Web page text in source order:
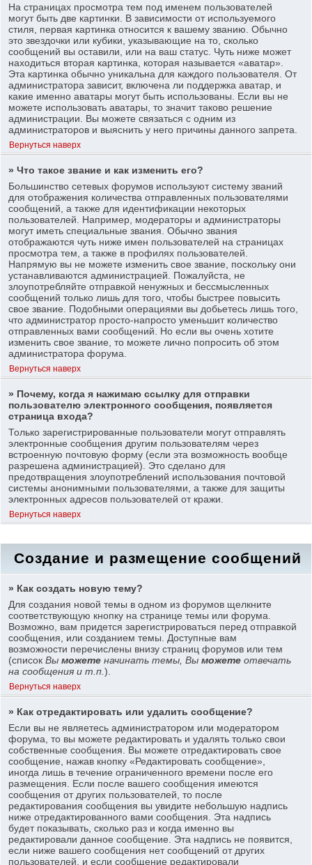
На страницах просмотра тем под именем пользователей
могут быть две картинки. В зависимости от используемого
стиля, первая картинка относится к вашему званию. Обычно
это звездочки или кубики, указывающие на то, сколько
сообщений вы оставили, или на ваш статус. Чуть ниже может
находиться вторая картинка, которая называется «аватар».
Эта картинка обычно уникальна для каждого пользователя. От
администратора зависит, включена ли поддержка аватар, и
какие именно аватары могут быть использованы. Если вы не
можете использовать аватары, то значит таково решение
администрации. Вы можете связаться с одним из
администраторов и выяснить у него причины данного запрета.
Вернуться наверх
» Что такое звание и как изменить его?
Большинство сетевых форумов используют систему званий
для отображения количества отправленных пользователями
сообщений, а также для идентификации некоторых
пользователей. Например, модераторы и администраторы
могут иметь специальные звания. Обычно звания
отображаются чуть ниже имен пользователей на страницах
просмотра тем, а также в профилях пользователей.
Напрямую вы не можете изменить свое звание, поскольку они
устанавливаются администрацией. Пожалуйста, не
злоупотребляйте отправкой ненужных и бессмысленных
сообщений только лишь для того, чтобы быстрее повысить
свое звание. Подобными операциями вы добьетесь лишь того,
что администратор просто-напросто уменьшит количество
отправленных вами сообщений. Но если вы очень хотите
изменить свое звание, то можете лично попросить об этом
администратора форума.
Вернуться наверх
» Почему, когда я нажимаю ссылку для отправки
пользователю электронного сообщения, появляется
страница входа?
Только зарегистрированные пользователи могут отправлять
электронные сообщения другим пользователям через
встроенную почтовую форму (если эта возможность вообще
разрешена администрацией). Это сделано для
предотвращения злоупотреблений использования почтовой
системы анонимными пользователями, а также для защиты
электронных адресов пользователей от кражи.
Вернуться наверх
Создание и размещение сообщений
» Как создать новую тему?
Для создания новой темы в одном из форумов щелкните
соответствующую кнопку на странице темы или форума.
Возможно, вам придется зарегистрироваться перед отправкой
сообщения, или созданием темы. Доступные вам
возможности перечислены внизу страниц форумов или тем
(списокВыможете начинать темы, Выможете отвечать
на сообщения и т.п.).
Вернуться наверх
» Как отредактировать или удалить сообщение?
Если вы не являетесь администратором или модератором
форума, то вы можете редактировать и удалять только свои
собственные сообщения. Вы можете отредактировать свое
сообщение, нажав кнопку «Редактировать сообщение»,
иногда лишь в течение ограниченного времени после его
размещения. Если после вашего сообщения имеются
сообщения от других пользователей, то после
редактирования сообщения вы увидите небольшую надпись
ниже отредактированного вами сообщения. Эта надпись
будет показывать, сколько раз и когда именно вы
редактировали данное сообщение. Эта надпись не появится,
если ниже вашего сообщения нет сообщений от других
пользователей, и если сообщение редактировали